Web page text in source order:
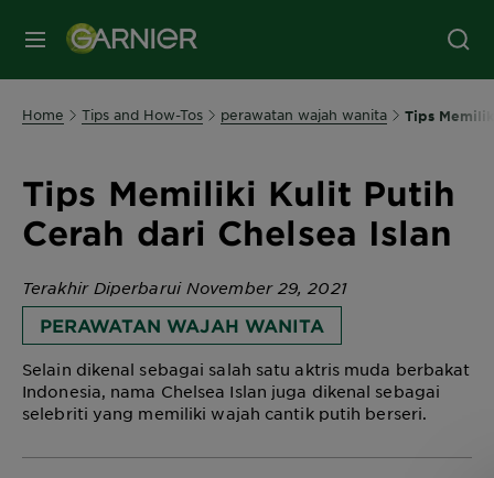
MENU
Home Tips and How-Tos perawatan wajah wanita Tips
Tips Memiliki Kulit Putih
Cerah dari Chelsea Islan
Terakhir Diperbarui November 29, 2021
PERAWATAN WAJAH WANITA
Selain dikenal sebagai salah satu aktris muda berbakat
Indonesia, nama Chelsea Islan juga dikenal sebagai
selebriti yang memiliki wajah cantik putih berseri.